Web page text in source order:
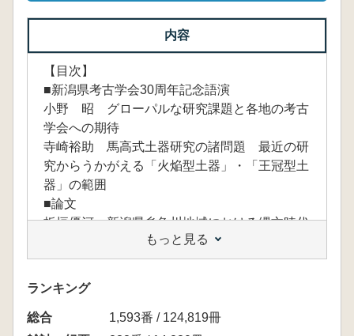
内容
【目次】
■新潟県考古学会30周年記念語演
小野 昭 グローパルな研究課題と各地の考古
学会への期待
寺崎裕助 馬高式土器研究の諸問題 最近の研
究からうかがえる「火焔型土器」・「王冠型土
器」の範囲
■論文
板垣優河 新潟県糸魚川地域における縄文時代
今井哲哉 阿賀野市ツベタ遺跡の土偶 資料分
析法への理解と試論
岡村道雄 縄文時代を中心とした堅果類を焼い
て送る儀礼
もっと見る
ランキング
総合
1,593番 / 124,819冊